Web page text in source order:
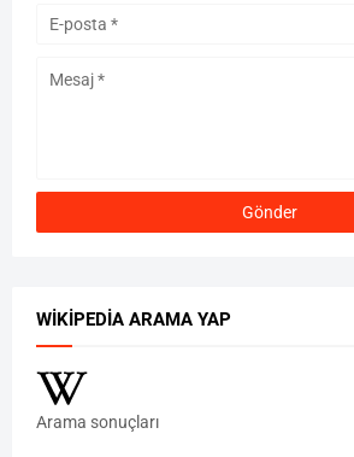
WIKIPEDIA ARAMA YAP
Arama sonuçları